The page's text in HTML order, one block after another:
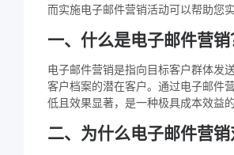
而实施电子邮件营销活动可以帮助您
一、什么是电子邮件营销
电子邮件营销是指向目标客户群体发
客户档案的潜在客户。通过电子邮件
低且效果显著，是一种极具成本效益
二、为什么电子邮件营销